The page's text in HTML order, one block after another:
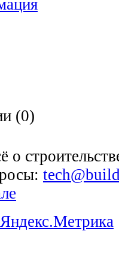
(0)
о